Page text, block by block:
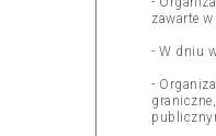
zawarte w
- W dniu
-